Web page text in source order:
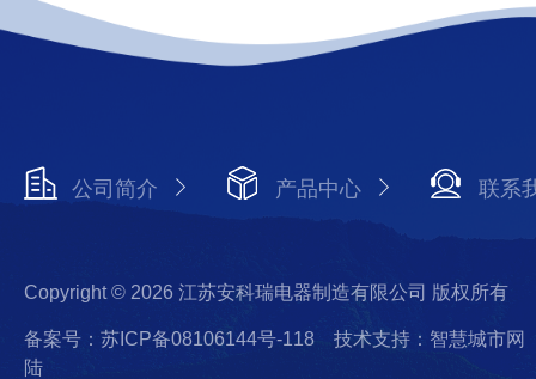
公司简介 产品中心 联系
Copyright © 2026 江苏安科瑞电器制造有限公司 版权所有
备案号：苏ICP备08106144号-118
技术支持：智慧城市网
陆